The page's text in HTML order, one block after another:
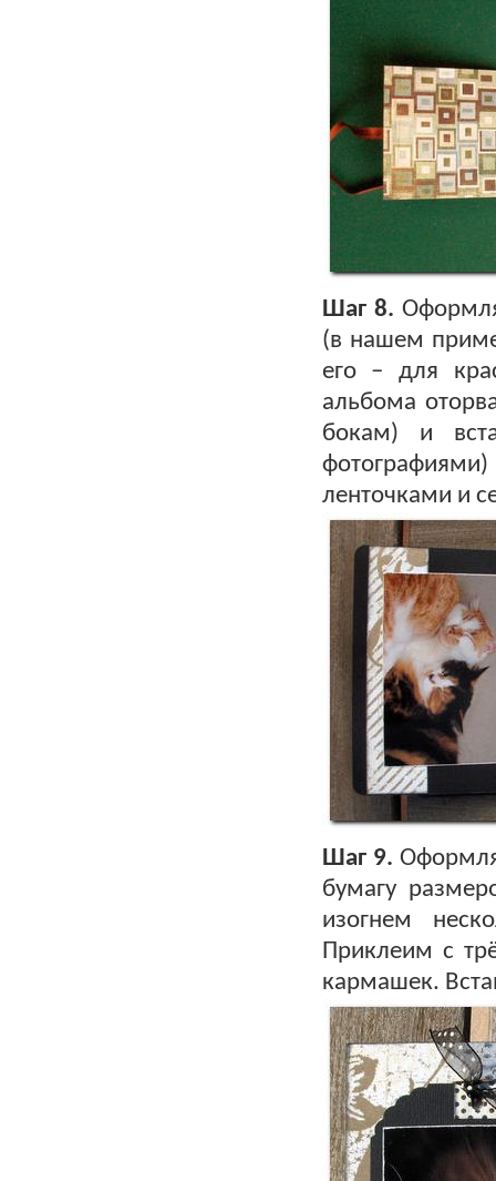
Шаг 8.
(в нашем
его – для
альбома
бокам) и
ленточками и
Шаг 9.
бумагу
изогнем
Приклеим с
кармашек.